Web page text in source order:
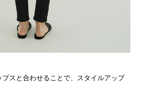
スと合わせることで、スタイルアップ